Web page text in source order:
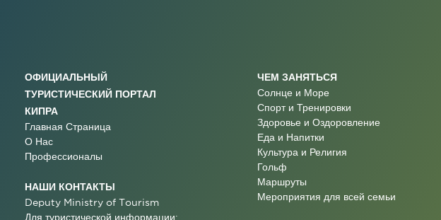
ОФИЦИАЛЬНЫЙ
ТУРИСТИЧЕСКИЙ ПОРТАЛ
КИПРА
Главная Страница
О Нас
Профессионалы
НАШИ КОНТАКТЫ
Deputy Ministry of Tourism
Для туристической информации:
ЧЕМ ЗАНЯТЬСЯ
Солнце и Море
Спорт и Тренировки
Здоровье и Оздоровление
Еда и Напитки
Культура и Религия
Гольф
Маршруты
Мероприятия для всей семьи